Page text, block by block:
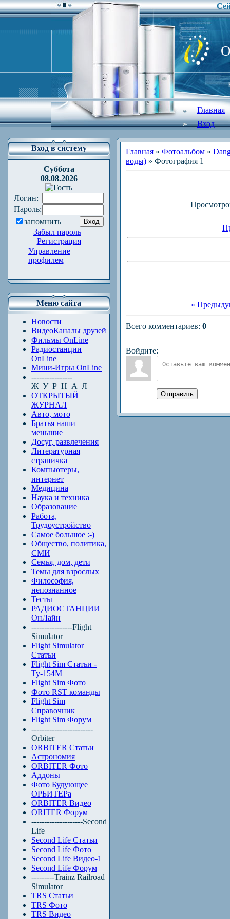
Главная
Вход
Вход в систему
Суббота
08.08.2026
Логин:
Пароль:
запомнить
Забыл пароль|
Регистрация
Управление
профилем
Меню сайта
Новости
ВидеоКаналы друзей
Фильмы OnLine
Радиостанции
OnLine
Мини-Игры OnLine
----------------
Ж_У_Р_Н_А_Л
ОТКРЫТЫЙ
ЖУРНАЛ
Авто, мото
Братья наши
меньшие
Досуг, развлечения
Литературная
страничка
Компьютеры,
интернет
Медицина
Наука и техника
Образование
Работа,
Трудоустройство
Самое большое :-)
Общество, политика,
СМИ
Семья, дом, дети
Темы для взрослых
Философия,
непознанное
Тесты
РАДИОСТАНЦИИ
ОнЛайн
----------------Flight
Simulator
Flight Simulator
Статьи
Flight Sim Статьи -
Ту-154М
Flight Sim Фото
Фото RST команды
Flight Sim
Справочник
Flight Sim Форум
------------------------
Orbiter
ORBITER Статьи
Астрономия
ORBITER Фото
Аддоны
Фото Будующее
ОРБИТЕРа
ORBITER Видео
ORITER Форум
--------------------Second
Life
Second Life Статьи
Second Life Фото
Second Life Видео-1
Second Life Форум
---------Trainz Railroad
Simulator
TRS Статьи
TRS Фото
TRS Видео
Главная » Фотоальбом »
воды) » Фотография 1
«
Всего комментариев: 0
Войдите:
Отправить